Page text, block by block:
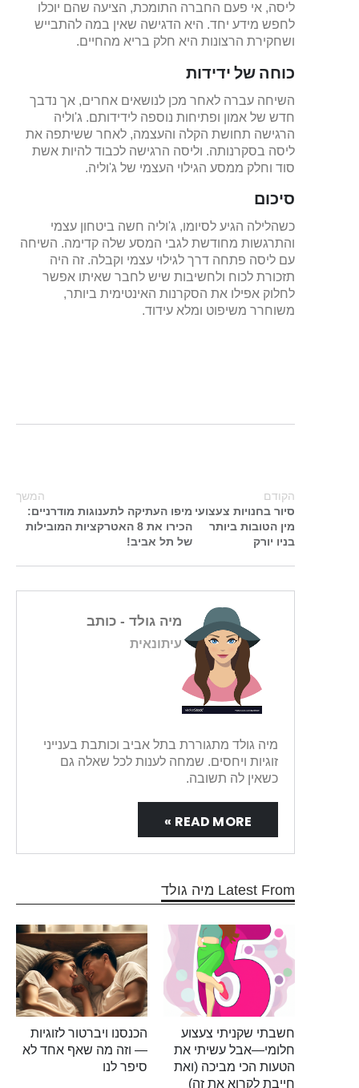
ליסה, אי פעם החברה התומכת, הציעה שהם יוכלו
לחפש מידע יחד. היא הדגישה שאין במה להתבייש
ושחקירת הרצונות היא חלק בריא מהחיים.
כוחה של ידידות
השיחה עברה לאחר מכן לנושאים אחרים, אך נדבך
חדש של אמון ופתיחות נוספה לידידותם. ג'וליה
הרגישה תחושת הקלה והעצמה, לאחר ששיתפה את
ליסה בסקרנותה. וליסה הרגישה לכבוד להיות אשת
סוד וחלק ממסע הגילוי העצמי של ג'וליה.
סיכום
כשהלילה הגיע לסיומו, ג'וליה חשה ביטחון עצמי
והתרגשות מחודשת לגבי המסע שלה קדימה. השיחה
עם ליסה פתחה דרך לגילוי עצמי וקבלה. זה היה
תזכורת לכוח ולחשיבות שיש לחבר שאיתו אפשר
לחלוק אפילו את הסקרנות האינטימית ביותר,
משוחרר משיפוט ומלא עידוד.
הקודם
סיור בחנויות צעצועי
מין הטובות ביותר
בניו יורק
המשך
מיפו העתיקה לתענוגות מודרניים:
הכירו את 8 האטרקציות המובילות
של תל אביב!
מיה גולד - כותב
עיתונאית
מיה גולד מתגוררת בתל אביב וכותבת בענייני
זוגיות ויחסים. שמחה לענות לכל שאלה גם
כשאין לה תשובה.
READ MORE »
Latest From מיה גולד
חשבתי שקניתי צעצוע
חלומי—אבל עשיתי את
הטעות הכי מביכה (ואת
חייבת לקרוא את זה)
הכנסנו ויברטור לזוגיות
— וזה מה שאף אחד לא
סיפר לנו